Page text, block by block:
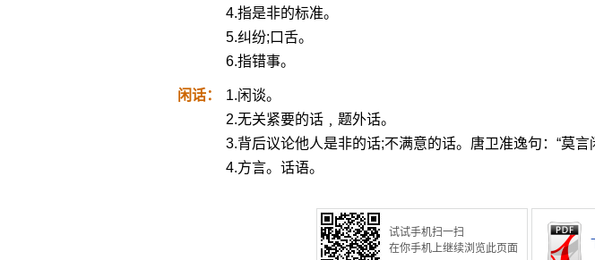
4.指是非的标准。
5.纠纷;口舌。
6.指错事。
闲话：
1.闲谈。
2.无关紧要的话﹐题外话。
3.背后议论他人是非的话;不满意的话。唐卫准逸句：“莫
4.方言。话语。
试试手机扫一扫
在你手机上继续浏览此页面